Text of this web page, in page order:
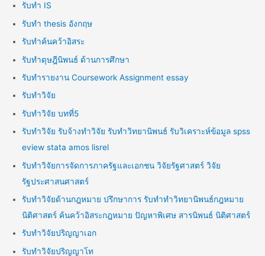
รับทำ IS
รับทำ thesis อังกฤษ
รับทำค้นคว้าอิสระ
รับทำดุษฎีนิพนธ์ ด้านการศึกษา
รับทำรายงาน Coursework Assignment essay
รับทำวิจัย
รับทำวิจัย บทที่5
รับทำวิจัย รับจ้างทำวิจัย รับทำวิทยานิพนธ์ รับวิเคราะห์ข้อมูล spss
eview stata amos lisrel
รับทำวิจัยการจัดการภาครัฐและเอกชน วิจัยรัฐศาสตร์ วิจัย
รัฐประศาสนศาสตร์
รับทำวิจัยด้านกฎหมาย ปรึกษาการ รับทำทำวิทยานิพนธ์กฎหมาย
นิติศาสตร์ ค้นคว้าอิสระกฎหมาย ปัญหาพิเศษ สารนิพนธ์ นิติศาสตร์
รับทำวิจัยปริญญาเอก
รับทำวิจัยปริญญาโท